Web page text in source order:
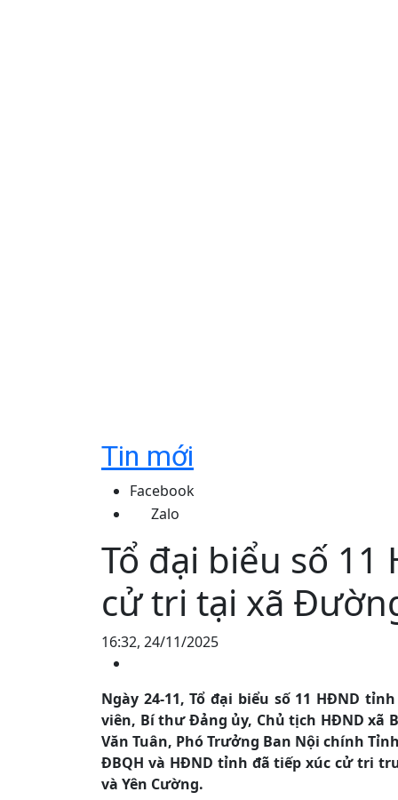
Tin mới
Facebook
Zalo
Tổ đại biểu số
cử tri tại xã
16:32, 24/11/2025
Ngày 24-11, Tổ đại biểu số 11 HĐND
viên, Bí thư Đảng ủy, Chủ tịch HĐND xã
Văn Tuân, Phó Trưởng Ban Nội chính
ĐBQH và HĐND tỉnh đã tiếp xúc cử tri
và Yên Cường.